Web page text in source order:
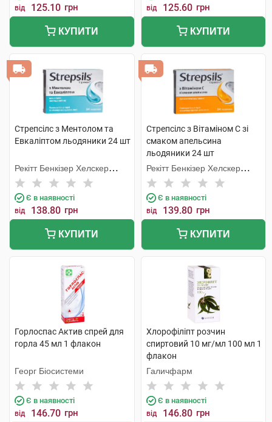
від 125.10 грн
КУПИТИ
від 125.60 грн
КУПИТИ
Стрепсілс з Ментолом та
Евкаліптом льодяники 24 шт
Рекітт Бенкізер Хелскер
Інтернешнл
Є в наявності
від 138.80 грн
КУПИТИ
Стрепсілс з Вітаміном C зі
смаком апельсина
льодяники 24 шт
Рекітт Бенкізер Хелскер
Інтернешнл
Є в наявності
від 139.80 грн
КУПИТИ
Горлоспас Актив спрей для
горла 45 мл 1 флакон
Георг Біосистеми
Є в наявності
від 146.70 грн
Хлорофіліпт розчин
спиртовий 10 мг/мл 100 мл 1
флакон
Галичфарм
Є в наявності
від 146.80 грн